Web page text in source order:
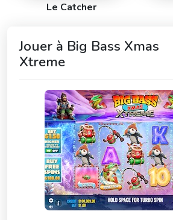
Le Catcher
Jouer à Big Bass Xmas
Xtreme